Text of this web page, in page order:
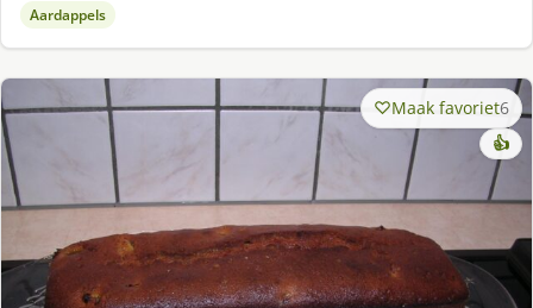
Aardappels
Maak favoriet6
👍